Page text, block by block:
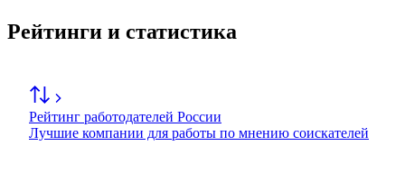
Рейтинги и статистика
Рейтинг работодателей России
Лучшие компании для работы по мнению соискателей